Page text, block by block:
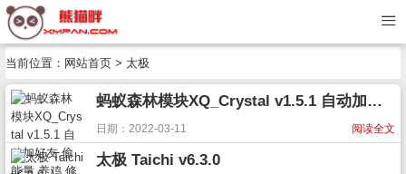
当前位置： 网站首页 > 太极
蚂蚁森林模块XQ_Crystal v1.5.1 自动加好友,偷能量,养鸡,修改步数(xq_crystal最新版)
阅读全文
日期：2022-03-11
太极 Taichi v6.3.0